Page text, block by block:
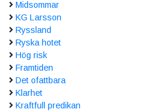
Midsommar
KG Larsson
Ryssland
Ryska hotet
Hög risk
Framtiden
Det ofattbara
Klarhet
Kraftfull predikan